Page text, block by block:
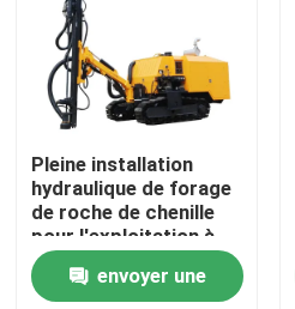
Maison
Pleine installation
hydraulique de forage
de roche de chenille
pour l'exploitation à
ciel ouvert extrayant
DZYG38Benvoyer une